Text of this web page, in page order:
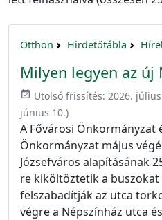
Otthon Hirdetőtábla
Milyen legyen az új
event_available Utolsó frissítés: 2026.
június 10.)
A Fővárosi Önkormányzat
Önkormányzat május
Józsefváros alapításának
re kiköltöztetik a buszokat
felszabadítják az utca
végre a Népszínház utca